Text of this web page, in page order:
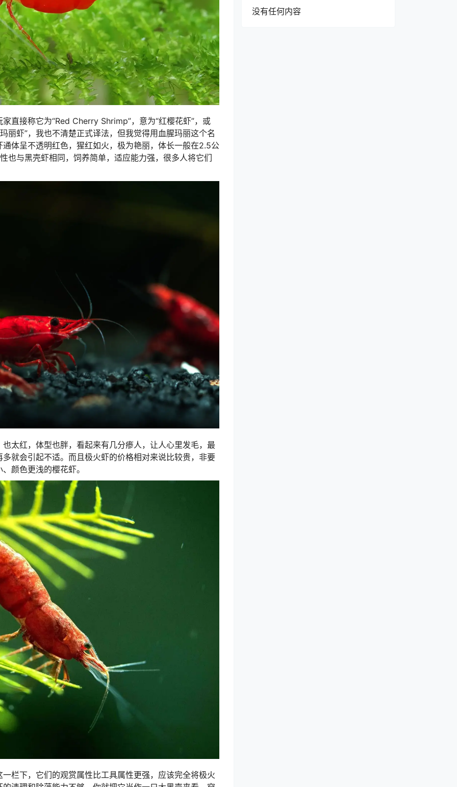
直接称它为“Red Cherry Shrimp”，意为“红樱花虾”，或
丽虾”，我也不清楚正式译法，但我觉得用血腥玛丽这个名
体呈不透明红色，猩红如火，极为艳丽，体长一般在2.5公
也与黑壳虾相同，饲养简单，适应能力强，很多人将它们
太红，体型也胖，看起来有几分瘆人，让人心里发毛，最
就会引起不适。而且极火虾的价格相对来说比较贵，非要
颜色更浅的樱花虾。
栏下，它们的观赏属性比工具属性更强，应该完全将极火
没有任何内容